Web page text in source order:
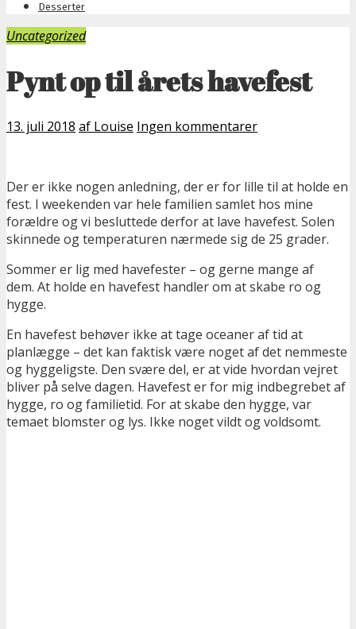
Desserter
Uncategorized
Pynt op til årets havefest
13. juli 2018 af Louise Ingen kommentarer
Der er ikke nogen anledning, der er for lille til at holde en
fest. I weekenden var hele familien samlet hos mine
forældre og vi besluttede derfor at lave havefest. Solen
skinnede og temperaturen nærmede sig de 25 grader.
Sommer er lig med havefester – og gerne mange af
dem. At holde en havefest handler om at skabe ro og
hygge.
En havefest behøver ikke at tage oceaner af tid at
planlægge – det kan faktisk være noget af det nemmeste
og hyggeligste. Den svære del, er at vide hvordan vejret
bliver på selve dagen. Havefest er for mig indbegrebet af
hygge, ro og familietid. For at skabe den hygge, var
temaet blomster og lys. Ikke noget vildt og voldsomt.